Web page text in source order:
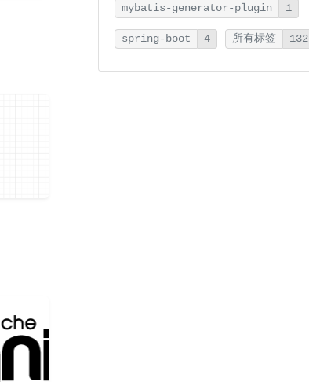
mybatis-generator-plugin 1
spring-boot 4 所有标签 132